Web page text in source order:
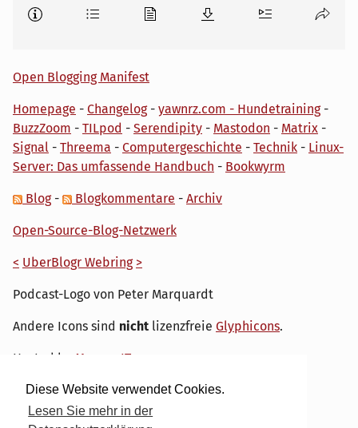
Diese Website verwendet Cookies.
Lesen Sie mehr in der
Open Blogging Manifest
Homepage - Changelog- yawnrz.com - Hundetraining-
BuzzZoom - TILpod - Serendipity - Mastodon - Matrix -
Signal - Threema - Computergeschichte - Technik - Linux-
Server: Das umfassende Handbuch - Bookwyrm
Blog- Blogkommentare - Archiv
Open-Source-Blog-Netzwerk
< UberBlogr Webring >
Podcast-Logo von Peter Marquardt
Andere Icons sind nicht lizenzfreie Glyphicons.
Hosted by My own IT.